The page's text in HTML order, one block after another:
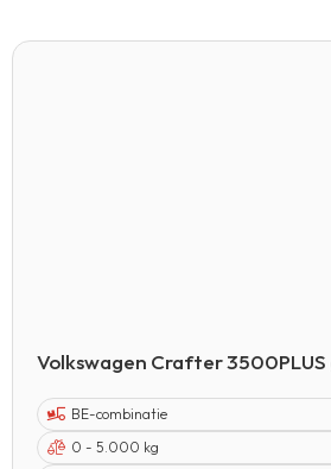
Volkswagen Crafter
BE-combinatie
0 - 5.000 kg